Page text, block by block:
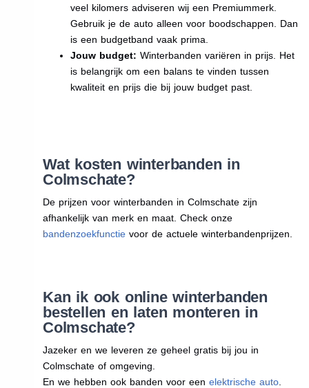
veel kilomers adviseren wij een Premiummerk.
Gebruik je de auto alleen voor boodschappen. Dan
is een budgetband vaak prima.
Jouw budget: Winterbanden variëren in prijs. Het
is belangrijk om een balans te vinden tussen
kwaliteit en prijs die bij jouw budget past.
Wat kosten winterbanden in
Colmschate?
De prijzen voor winterbanden in Colmschate zijn
afhankelijk van merk en maat. Check onze
bandenzoekfunctievoor de actuele winterbandenprijzen.
Kan ik ook online winterbanden
bestellen en laten monteren in
Colmschate?
Jazeker en we leveren ze geheel gratis bij jou in
Colmschate of omgeving.
En we hebben ook banden voor een elektrische auto.